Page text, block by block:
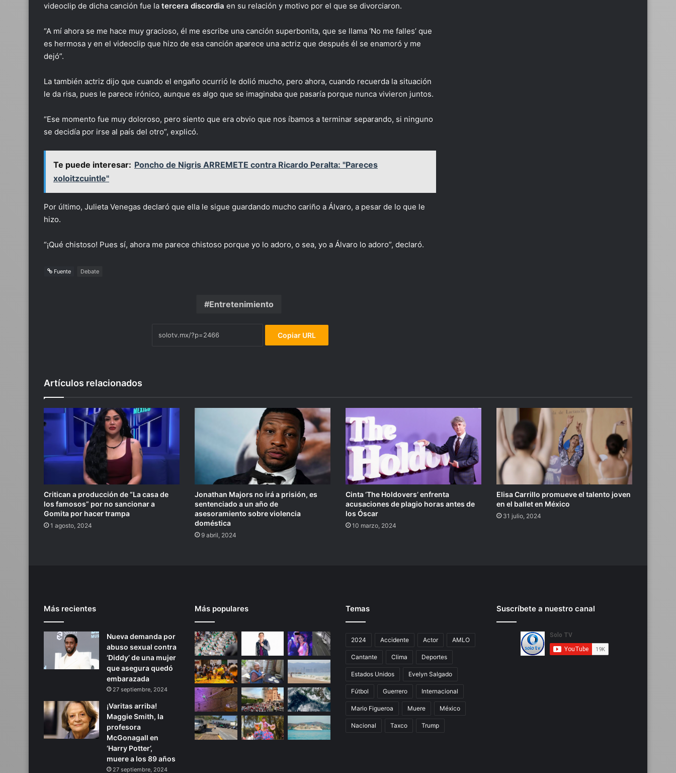
videoclip de dicha canción fue la tercera discordia en su relación y motivo por el que se divorciaron.
“A mí ahora se me hace muy gracioso, él me escribe una canción superbonita, que se llama ‘No me falles’ que
es hermosa y en el videoclip que hizo de esa canción aparece una actriz que después él se enamoró y me
dejó”.
La también actriz dijo que cuando el engaño ocurrió le dolió mucho, pero ahora, cuando recuerda la situación
le da risa, pues le parece irónico, aunque es algo que se imaginaba que pasaría porque nunca vivieron juntos.
“Ese momento fue muy doloroso, pero siento que era obvio que nos íbamos a terminar separando, si ninguno
se decidía por irse al país del otro”, explicó.
Te puede interesar: Poncho de Nigris ARREMETE contra Ricardo Peralta: "Pareces
xoloitzcuintle"
Por último, Julieta Venegas declaró que ella le sigue guardando mucho cariño a Álvaro, a pesar de lo que le
hizo.
“¡Qué chistoso! Pues sí, ahora me parece chistoso porque yo lo adoro, o sea, yo a Álvaro lo adoro”, declaró.
Fuente Debate
Entretenimiento
Copiar URL
Artículos relacionados
Critican a producción de “La casa de
los famosos” por no sancionar a
Gomita por hacer trampa
1 agosto, 2024
Jonathan Majors no irá a prisión, es
sentenciado a un año de
asesoramiento sobre violencia
doméstica
9 abril, 2024
Cinta ‘The Holdovers’ enfrenta
acusaciones de plagio horas antes de
los Óscar
10 marzo, 2024
Elisa Carrillo promueve el talento joven
en el ballet en México
31 julio, 2024
Más recientes
Nueva demanda por
abuso sexual contra
‘Diddy’ de una mujer
que asegura quedó
embarazada
27 septiembre, 2024
¡Varitas arriba!
Maggie Smith, la
profesora
McGonagall en
‘Harry Potter’,
muere a los 89 años
27 septiembre, 2024
Más populares Temas
2024 Accidente Actor AMLO
Cantante Clima Deportes
Estados Unidos Evelyn Salgado
Fútbol Guerrero Internacional
Mario Figueroa Muere México
Nacional Taxco Trump
Suscríbete a nuestro canal